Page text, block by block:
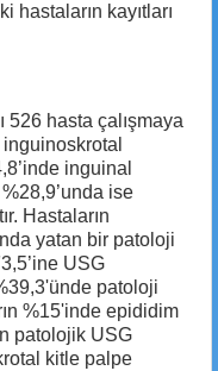
hastaların kayıtları
526 hasta çalışmaya
inguinal
ise
Hastaların
yatan bir patoloji
USG
patoloji
%15'inde epididim
patolojik USG
kitle palpe